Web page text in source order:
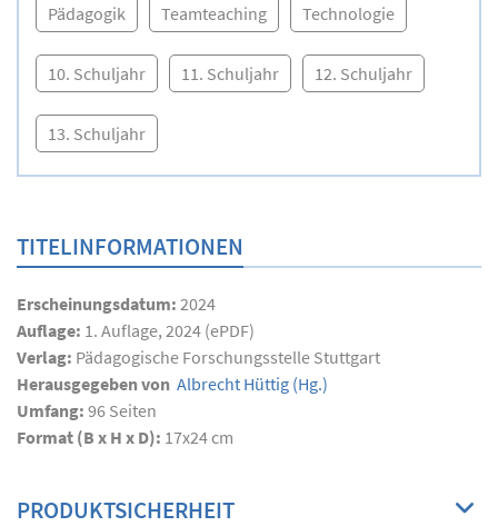
Pädagogik Teamteaching Technologie
10. Schuljahr 11. Schuljahr 12. Schuljahr
13. Schuljahr
TITELINFORMATIONEN
Erscheinungsdatum: 2024
Auflage: 1. Auflage, 2024 (ePDF)
Verlag: Pädagogische Forschungsstelle Stuttgart
Herausgegeben von Albrecht Hüttig (Hg.)
Umfang: 96 Seiten
Format (B x H x D): 17x24 cm
PRODUKTSICHERHEIT